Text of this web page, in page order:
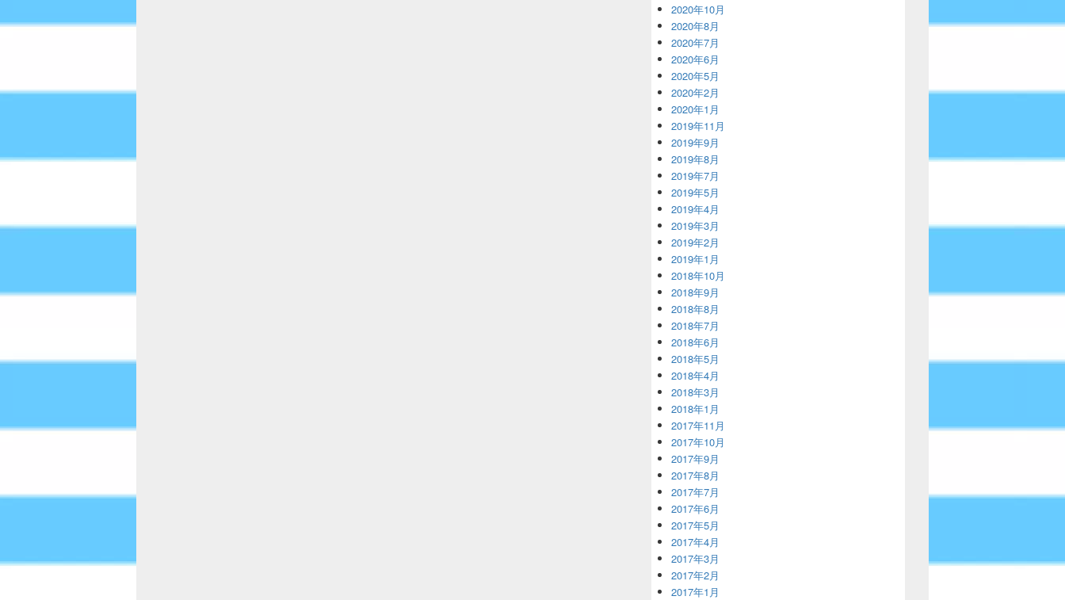
2020年10月
2020年8月
2020年7月
2020年6月
2020年5月
2020年2月
2020年1月
2019年11月
2019年9月
2019年8月
2019年7月
2019年5月
2019年4月
2019年3月
2019年2月
2019年1月
2018年10月
2018年9月
2018年8月
2018年7月
2018年6月
2018年5月
2018年4月
2018年3月
2018年1月
2017年11月
2017年10月
2017年9月
2017年8月
2017年7月
2017年6月
2017年5月
2017年4月
2017年3月
2017年2月
2017年1月